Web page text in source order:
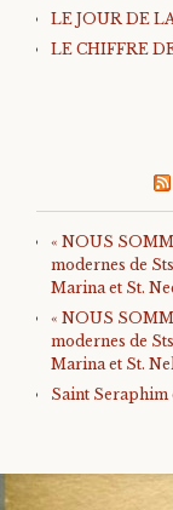
LE JOUR DE
LE CHIFFRE
« NOUS
modernes de
Marina et St.
« NOUS
modernes de
Marina et St.
Saint Seraphim